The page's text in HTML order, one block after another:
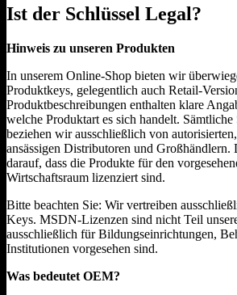
Ist der Schlüssel Legal?
Hinweis zu unseren Produkten
In unserem Online-Shop bieten wir
Produktkeys, gelegentlich auch Retail-
Produktbeschreibungen enthalten klare
welche Produktart es sich handelt.
beziehen wir ausschließlich von
ansässigen Distributoren und Großhändlern.
darauf, dass die Produkte für den
Wirtschaftsraum lizenziert sind.
Bitte beachten Sie: Wir vertreiben
Keys. MSDN-Lizenzen sind nicht Teil
ausschließlich für Bildungseinrichtungen,
Institutionen vorgesehen sind.
Was bedeutet OEM?